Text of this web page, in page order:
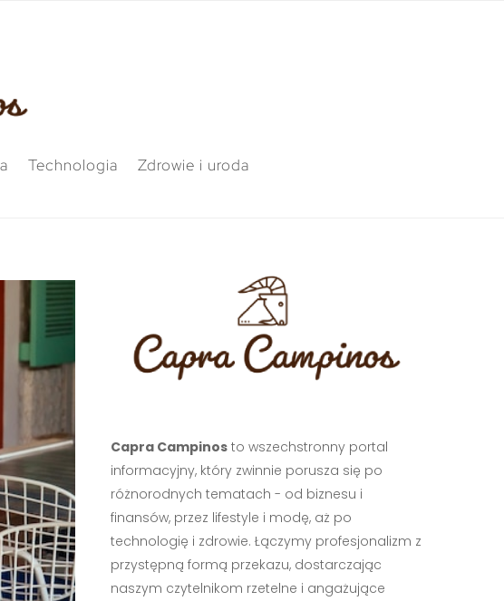
Technologia Zdrowie i uroda
Capra Campinosto wszechstronny portal
informacyjny, który zwinnie porusza się po
różnorodnych tematach - od biznesu i
finansów, przez lifestyle i modę, aż po
technologię i zdrowie. Łączymy profesjonalizm z
przystępną formą przekazu, dostarczając
naszym czytelnikom rzetelne i angażujące